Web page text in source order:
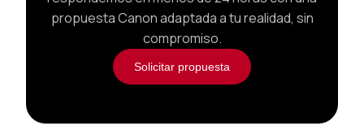
propuesta Canon adaptada a tu realidad, sin
compromiso.
Solicitar propuesta